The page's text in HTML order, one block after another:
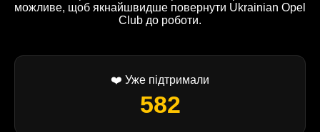
можливе, щоб якнайшвидше повернути Ukrainian Opel
Club до роботи.
❤️ Уже підтримали
582